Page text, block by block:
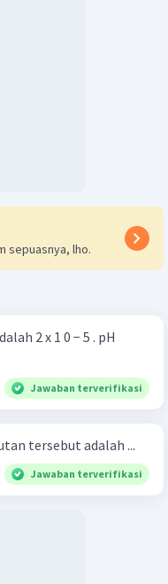
sepuasnya, lho.
2 x 1 0 − 5 . pH
Jawaban terverifikasi
tersebut adalah ...
Jawaban terverifikasi